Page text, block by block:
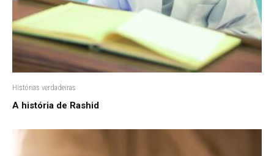
Histórias verdadeiras
A história de Rashid